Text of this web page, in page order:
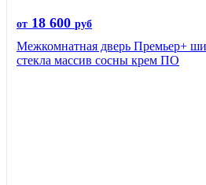
от 18 600 руб
Межкомнатная дверь Премьер+
стекла массив сосны крем ПО